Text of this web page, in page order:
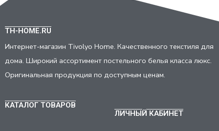
TH-HOME.RU
Интернет-магазин Tivolyo Home. Качественного текстиля для
дома. Широкий ассортимент постельного белья класса люкс.
Оригинальная продукция по доступным ценам.
КАТАЛОГ ТОВАРОВ
ЛИЧНЫЙ КАБИНЕТ